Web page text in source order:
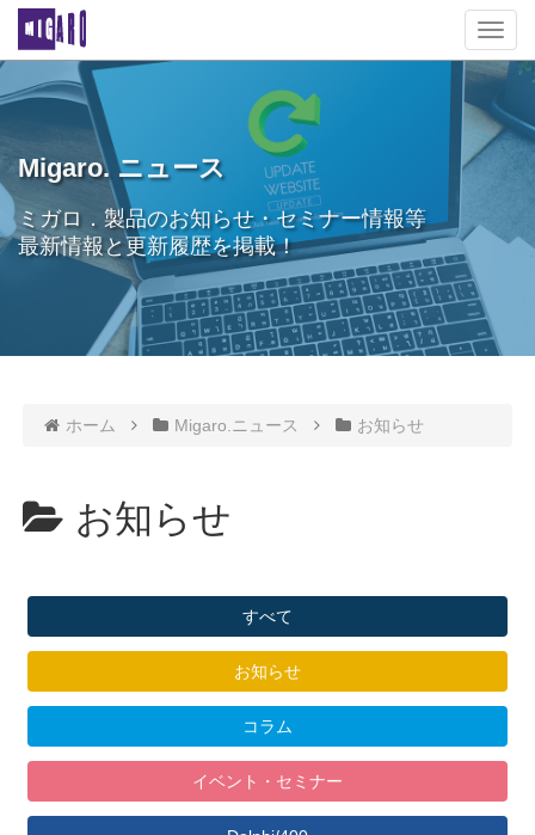
T
o
g
g
l
e
t
i
Migaro. ニュース
ミガロ．製品のお知らせ・セミナー情報等
最新情報と更新履歴を掲載！
ホーム Migaro.ニュース お知らせ
お知らせ
すべて
お知らせ
コラム
イベント・セミナー